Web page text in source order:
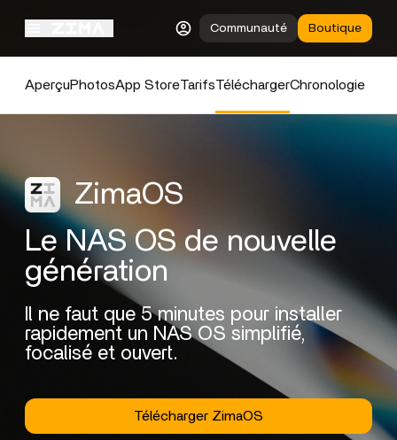
Communauté Boutique
AperçuPhotosApp StoreTarifsTéléchargerChronologie
ZimaOS
Le NAS OS de nouvelle
génération
Il ne faut que 5 minutes pour installer
rapidement un NAS OS simplifié,
focalisé et ouvert.
Télécharger ZimaOS